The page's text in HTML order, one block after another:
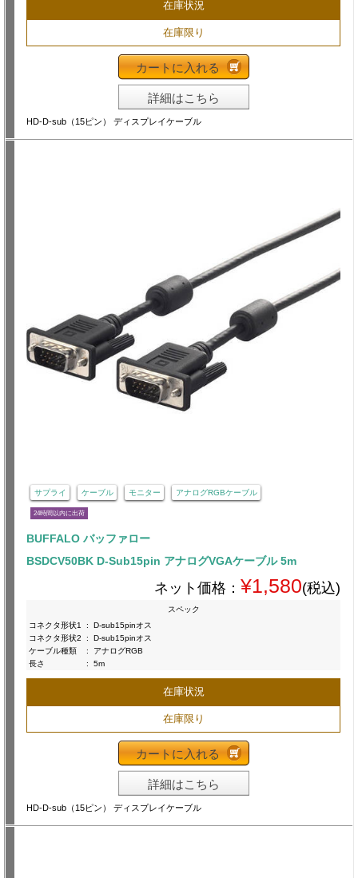
在庫状況
在庫限り
カートに入れる
詳細はこちら
HD-D-sub（15ピン） ディスプレイケーブル
サプライ ケーブル モニター アナログRGBケーブル
24時間以内に出荷
BUFFALO バッファロー
BSDCV50BK D-Sub15pin アナログVGAケーブル 5m
ネット価格： ¥1,580(税込)
スペック
コネクタ形状1
:
D-sub15pinオス
コネクタ形状2
:
D-sub15pinオス
ケーブル種類
:
アナログRGB
長さ
: 5m
在庫状況
在庫限り
カートに入れる
詳細はこちら
HD-D-sub（15ピン） ディスプレイケーブル